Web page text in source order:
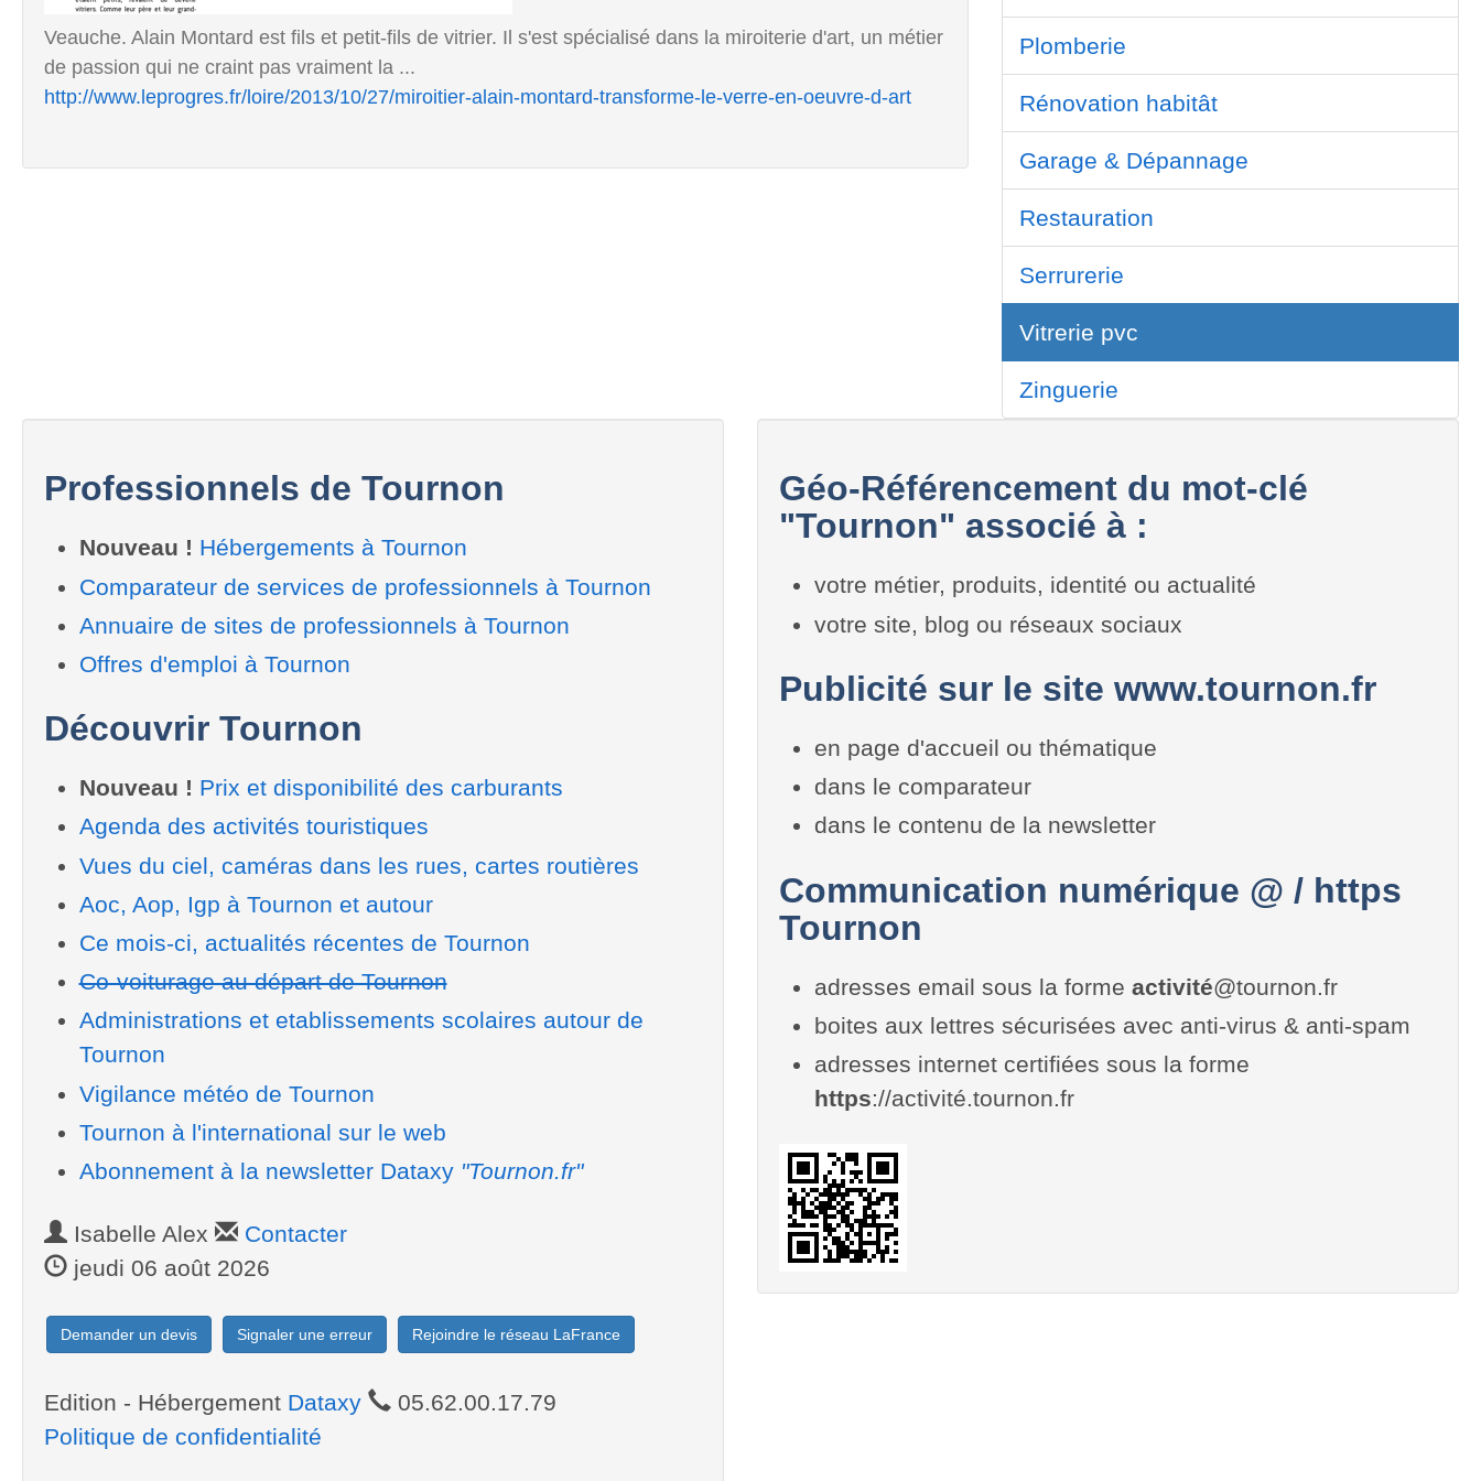
Veauche. Alain Montard est fils et petit-fils de vitrier. Il s'est spécialisé dans la miroiterie d'art, un métier
de passion qui ne craint pas vraiment la ...
http://www.leprogres.fr/loire/2013/10/27/miroitier-alain-montard-transforme-le-verre-en-oeuvre-d-art
Plomberie
Rénovation habitât
Garage & Dépannage
Restauration
Serrurerie
Vitrerie pvc
Zinguerie
Professionnels de Tournon
Nouveau ! Hébergements à Tournon
Comparateur de services de professionnels à Tournon
Annuaire de sites de professionnels à Tournon
Offres d'emploi à Tournon
Découvrir Tournon
Nouveau ! Prix et disponibilité des carburants
Agenda des activités touristiques
Vues du ciel, caméras dans les rues, cartes routières
Aoc, Aop, Igp à Tournon et autour
Ce mois-ci, actualités récentes de Tournon
Co-voiturage au départ de Tournon
Administrations et etablissements scolaires autour de
Tournon
Vigilance météo de Tournon
Tournon à l'international sur le web
Abonnement à la newsletter Dataxy "Tournon.fr"
Isabelle Alex
Contacter
jeudi 06 août 2026
Demander un devis Signaler une erreur Rejoindre le réseau LaFrance
Edition - Hébergement Dataxy
05.62.00.17.79
Politique de confidentialité
Géo-Référencement du mot-clé
"Tournon" associé à :
votre métier, produits, identité ou actualité
votre site, blog ou réseaux sociaux
Publicité sur le site www.tournon.fr
en page d'accueil ou thématique
dans le comparateur
dans le contenu de la newsletter
Communication numérique @ / https
Tournon
adresses email sous la forme activité@tournon.fr
boites aux lettres sécurisées avec anti-virus & anti-spam
adresses internet certifiées sous la forme
https://activité.tournon.fr